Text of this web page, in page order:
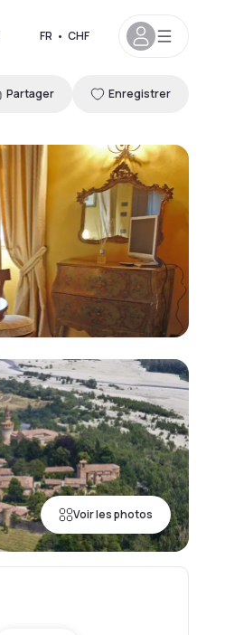
FR • CHF
Voir les photos
Partager Enregistrer